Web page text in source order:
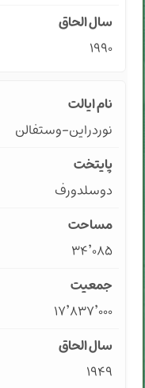
۱۹۹۰
نوردراین-وستفالن
دوسلدورف
۳۴٬۰۸۵
۱۷٬۸۳۷٬۰۰۰
۱۹۴۹